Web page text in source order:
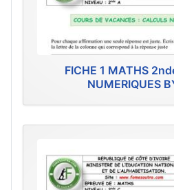
FICHE 1 MATHS
NUMERIQUES